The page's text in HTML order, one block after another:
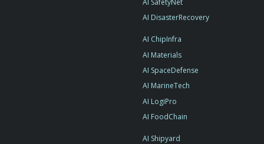
AI DisasterRecovery
AI ChipInfra
AI Materials
AI SpaceDefense
AI MarineTech
AI LogiPro
AI FoodChain
AI Shipyard